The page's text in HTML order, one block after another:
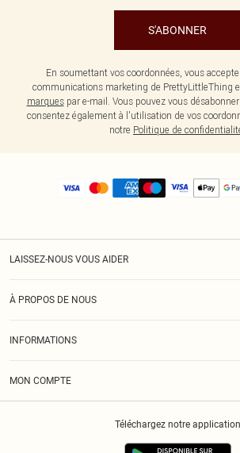
S'ABONNER
En soumettant vos coordonnées, vous
communications marketing de PrettyLittleThing
marquespar e-mail. Vous pouvez vous
consentez également à l'utilisation de vos
notre Politique de
LAISSEZ-NOUS VOUS AIDER
À PROPOS DE NOUS
INFORMATIONS
MON COMPTE
Téléchargez notre application